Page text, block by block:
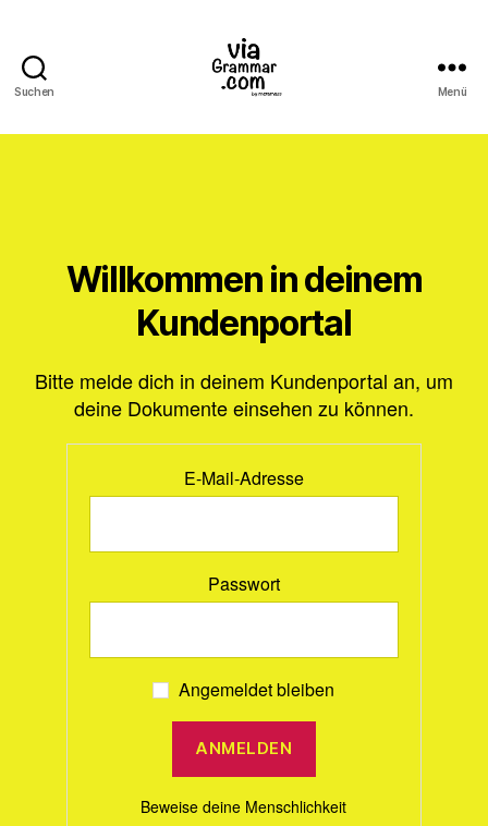
Suchen Menü
Willkommen in deinem
Kundenportal
Bitte melde dich in deinem Kundenportal an, um
deine Dokumente einsehen zu können.
E-Mail-Adresse
Passwort
Angemeldet bleiben
Beweise deine Menschlichkeit